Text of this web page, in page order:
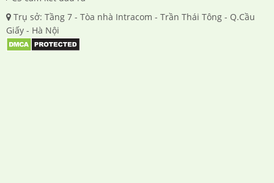
Trụ sở: Tầng 7 - Tòa nhà Intracom - Trần Thái Tông - Q.Cầu
Giấy - Hà Nội